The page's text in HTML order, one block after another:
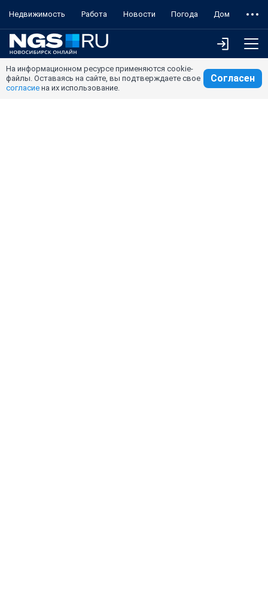
Недвижимость Работа Новости Погода Дом
На информационном ресурсе применяются cookie-
файлы. Оставаясь на сайте, вы подтверждаете свое
согласие на их использование.
Согласен